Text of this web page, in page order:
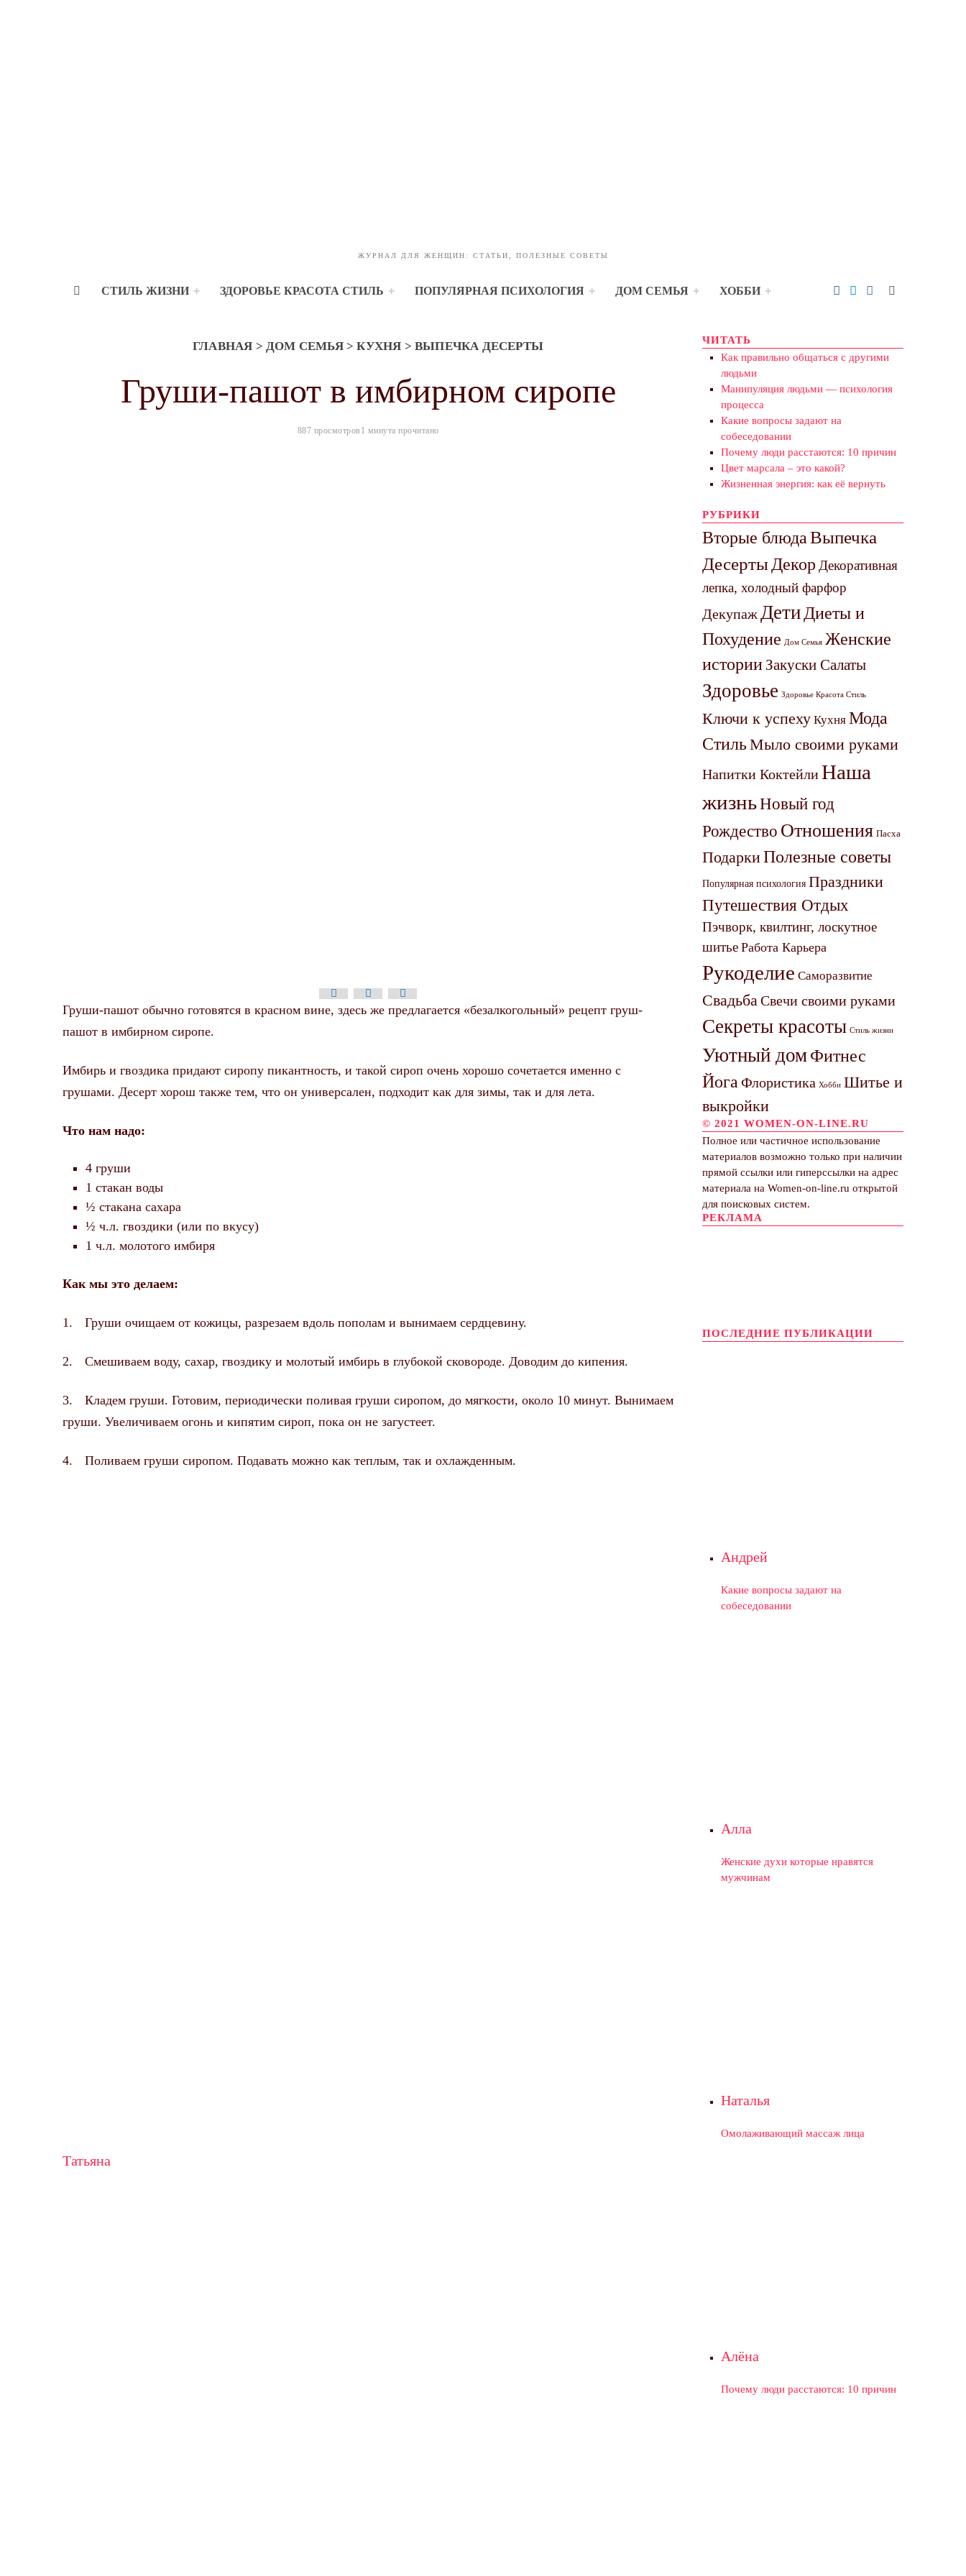
ЖУРНАЛ ДЛЯ ЖЕНЩИН: СТАТЬИ, ПОЛЕЗНЫЕ СОВЕТЫ
СТИЛЬ ЖИЗНИ ЗДОРОВЬЕ КРАСОТА СТИЛЬ ПОПУЛЯРНАЯ ПСИХОЛОГИЯ ДОМ СЕМЬЯ ХОББИ
ГЛАВНАЯ > ДОМ СЕМЬЯ>КУХНЯ >ВЫПЕЧКА ДЕСЕРТЫ
Груши-пашот в имбирном сиропе
887 просмотров 1 минута прочитано
Груши-пашот обычно готовятся в красном вине, здесь же предлагается «безалкогольный» рецепт груш-
пашот в имбирном сиропе.
Имбирь и гвоздика придают сиропу пикантность, и такой сироп очень хорошо сочетается именно с
грушами. Десерт хорош также тем, что он универсален, подходит как для зимы, так и для лета.
Что нам надо:
4 груши
1 стакан воды
½ стакана сахара
½ ч.л. гвоздики (или по вкусу)
1 ч.л. молотого имбиря
Как мы это делаем:
1. Груши очищаем от кожицы, разрезаем вдоль пополам и вынимаем сердцевину.
2. Смешиваем воду, сахар, гвоздику и молотый имбирь в глубокой сковороде. Доводим до кипения.
3. Кладем груши. Готовим, периодически поливая груши сиропом, до мягкости, около 10 минут. Вынимаем
груши. Увеличиваем огонь и кипятим сироп, пока он не загустеет.
4. Поливаем груши сиропом. Подавать можно как теплым, так и охлажденным.
Татьяна
ЧИТАТЬ
Как правильно общаться с другими
людьми
Манипуляция людьми — психология
процесса
Какие вопросы задают на
собеседовании
Почему люди расстаются: 10 причин
Цвет марсала – это какой?
Жизненная энергия: как её вернуть
РУБРИКИ
Вторые блюда Выпечка
Десерты Декор Декоративная
лепка, холодный фарфор
ДекупажДети Диеты и
Похудение Дом Семья Женские
истории Закуски Салаты
Здоровье Здоровье Красота Стиль
Ключи к успеху Кухня Мода
СтильМыло своими руками
Напитки КоктейлиНаша
жизньНовый год
Рождество Отношения Пасха
ПодаркиПолезные советы
Популярная психология Праздники
Путешествия Отдых
Пэчворк, квилтинг, лоскутное
шитье Работа Карьера
Рукоделие Саморазвитие
СвадьбаСвечи своими руками
Секреты красоты Стиль жизни
Уютный домФитнес
Йога Флористика Хобби Шитье и
выкройки
© 2021 WOMEN-ON-LINE.RU
Полное или частичное использование
материалов возможно только при наличии
прямой ссылки или гиперссылки на адрес
материала на Women-on-line.ru открытой
для поисковых систем.
РЕКЛАМА
ПОСЛЕДНИЕ ПУБЛИКАЦИИ
Андрей
Какие вопросы задают на
собеседовании
Алла
Женские духи которые нравятся
мужчинам
Наталья
Омолаживающий массаж лица
Алёна
Почему люди расстаются: 10 причин